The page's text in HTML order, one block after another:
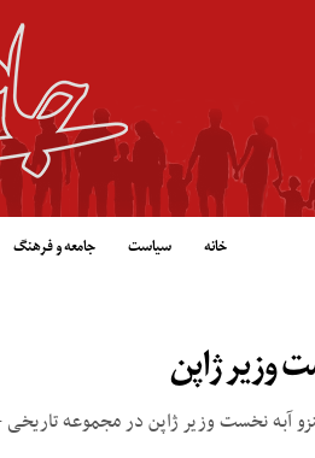
خانه سیاست جامعه و فرهنگ
وزیر ژاپن
نخست وزیر ژاپن در مجموعه تاریخی